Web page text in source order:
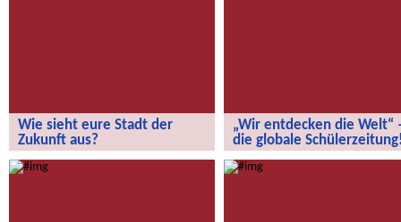
Wie sieht eure Stadt der
Zukunft aus?
„Wir entdecken die Welt“
die globale
globale Schülerzeitung!